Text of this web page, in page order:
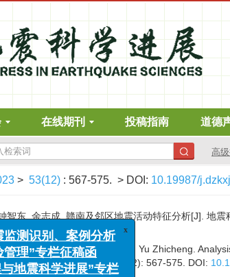
在线期刊 投稿指南 道德
高
> 53(12) : 567-575. > DOI: 10.19987/
智东, 余志成. 赣南及邻区地震活动特征分析[J]. 地
032
Luo Yemei, Zhong Zhidong, Yu Zhicheng.
Sciences, 2023, 53(12): 567-575. DOI:
x
、案例分析